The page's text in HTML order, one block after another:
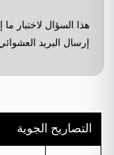
هذا السؤال لاختبار
إرسال البريد العشوائي
التصاريح الجوية